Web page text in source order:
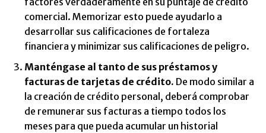
comercial. Memorizar esto puede ayudarlo a
desarrollar sus calificaciones de fortaleza
financiera y minimizar sus calificaciones de peligro.
Manténgase al tanto de sus préstamos y
facturas de tarjetas de crédito. De modo similar a
la creación de crédito personal, deberá comprobar
de remunerar sus facturas a tiempo todos los
meses para que pueda acumular un historial